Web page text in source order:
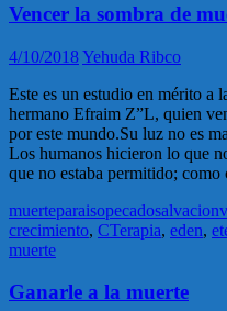
Vencer la sombra de
4/10/2018Yehuda Ribco
Este es un estudio en mérito a
hermano Efraim Z”L, quien
por este mundo.Su luz no es
Los humanos hicieron lo que
que no estaba permitido;
muerteparaisopecadosalvacion
crecimiento, CTerapia, eden,
muerte
Ganarle a la muerte